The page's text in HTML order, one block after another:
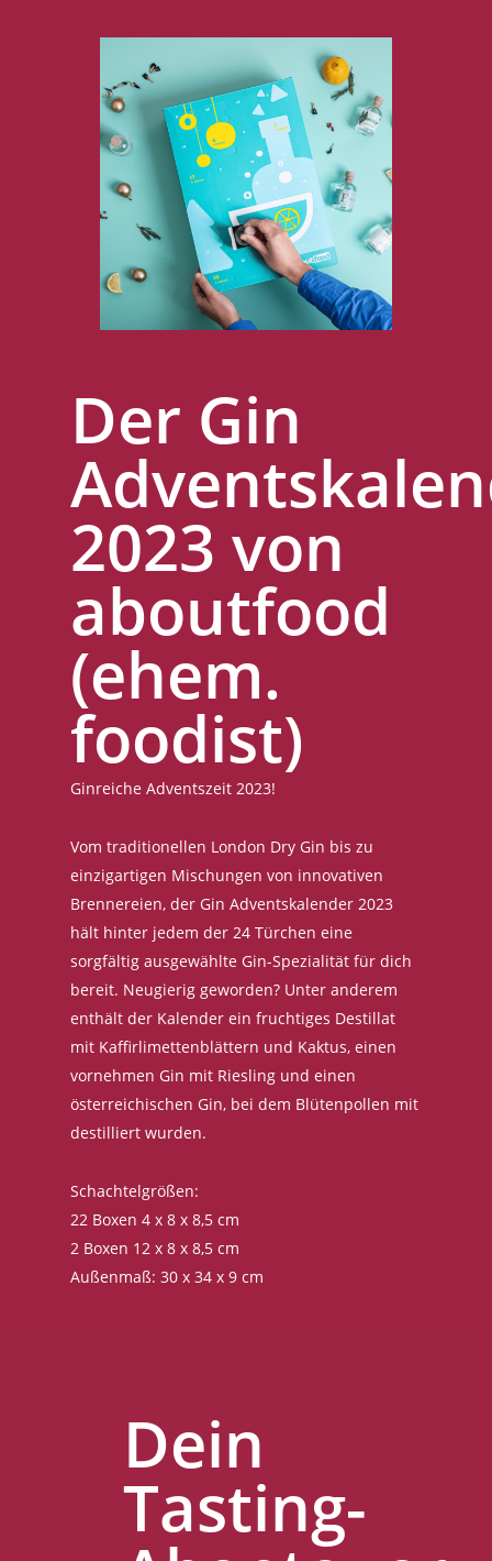
Der Gin
2023 von
aboutfood
(ehem.
foodist)
Ginreiche Adventszeit 2023!
Vom traditionellen London Dry Gin bis zu
einzigartigen Mischungen von innovativen
Brennereien, der Gin Adventskalender 2023
hält hinter jedem der 24 Türchen eine
sorgfältig ausgewählte Gin-Spezialität für dich
bereit. Neugierig geworden? Unter anderem
enthält der Kalender ein fruchtiges Destillat
mit Kaffirlimettenblättern und Kaktus, einen
vornehmen Gin mit Riesling und einen
österreichischen Gin, bei dem Blütenpollen mit
destilliert wurden.
Schachtelgrößen:
22 Boxen 4 x 8 x 8,5 cm
2 Boxen 12 x 8 x 8,5 cm
Außenmaß: 30 x 34 x 9 cm
Dein
Tasting-